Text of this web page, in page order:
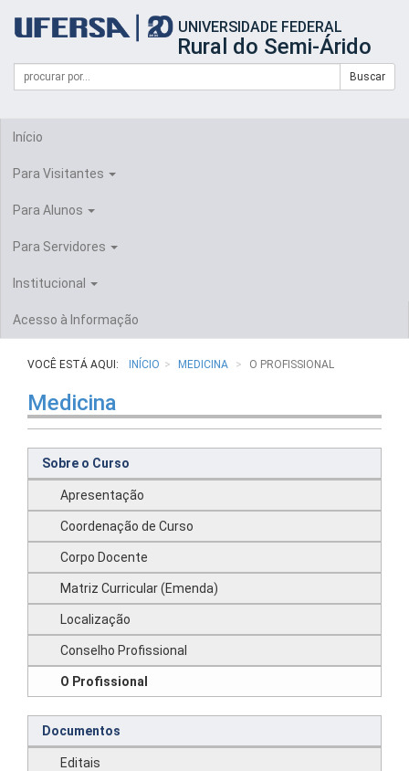
portal
UFERSA
UNIVERSIDADE FEDERAL
Rural do Semi-Árido
Formulário
Busca
Campo
de
Buscar
Início
Para Visitantes
Para Alunos
Para Servidores
Institucional
Acesso à Informação
VOCÊ ESTÁ AQUI: INÍCIO MEDICINA O PROFISSIONAL
Medicina
Sobre o Curso
Apresentação
Coordenação de Curso
Corpo Docente
Matriz Curricular (Emenda)
Localização
Conselho Profissional
O Profissional
Documentos
Editais